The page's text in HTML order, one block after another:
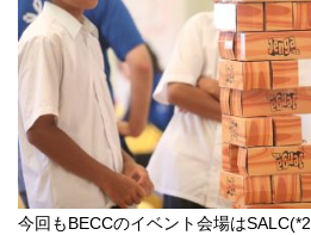
今回もBECCのイベント会場は